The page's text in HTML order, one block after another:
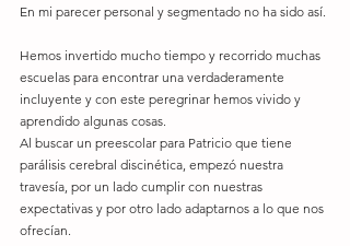
En mi parecer personal y segmentado no ha sido así.
Hemos invertido mucho tiempo y recorrido muchas
escuelas para encontrar una verdaderamente
incluyente y con este peregrinar hemos vivido y
aprendido algunas cosas.
Al buscar un preescolar para Patricio que tiene
parálisis cerebral discinética, empezó nuestra
travesía, por un lado cumplir con nuestras
expectativas y por otro lado adaptarnos a lo que nos
ofrecían.